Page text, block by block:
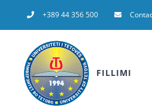
to
+389 44 356 500
FILLIMI